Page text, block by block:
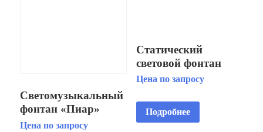
Светомузыкальный
фонтан «Пиар»
Цена по запросу
Статический
световой фонтан
«Каскад»
Цена по запросу
Подробнее